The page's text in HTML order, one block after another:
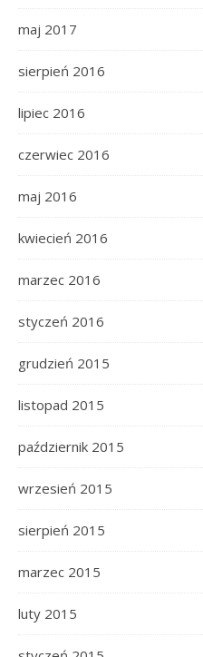
maj 2017
sierpień 2016
lipiec 2016
czerwiec 2016
maj 2016
kwiecień 2016
marzec 2016
styczeń 2016
grudzień 2015
listopad 2015
październik 2015
wrzesień 2015
sierpień 2015
marzec 2015
luty 2015